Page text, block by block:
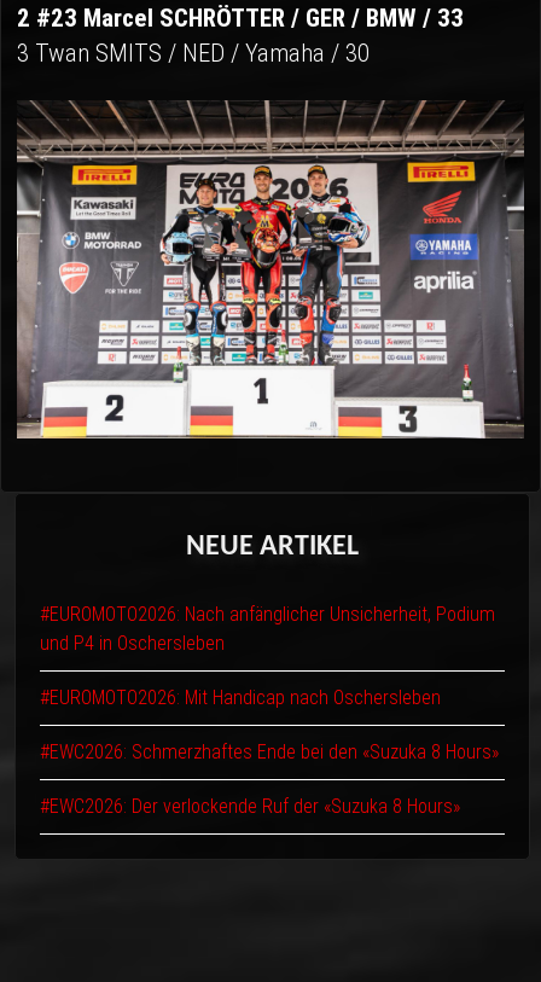
2 #23 Marcel SCHRÖTTER / GER / BMW / 33
3 Twan SMITS / NED / Yamaha / 30
NEUE ARTIKEL
#EUROMOTO2026: Nach anfänglicher Unsicherheit, Podium
und P4 in Oschersleben
#EUROMOTO2026: Mit Handicap nach Oschersleben
#EWC2026: Schmerzhaftes Ende bei den «Suzuka 8 Hours»
#EWC2026: Der verlockende Ruf der «Suzuka 8 Hours»